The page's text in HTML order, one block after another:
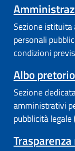
Sezione istituita
personali
condizioni
Albo pretorio
Sezione
amministrativi
pubblicità